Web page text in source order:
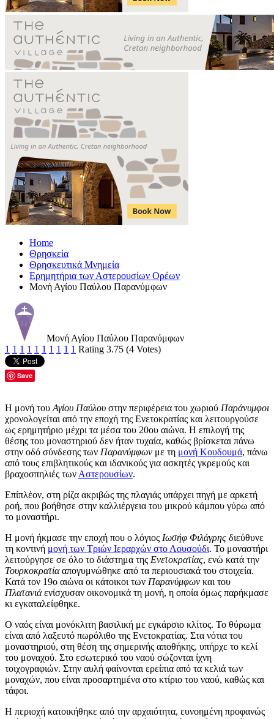
Home
Θρησκεία
Θρησκευτικά Μνημεία
Ερημητήρια των Αστερουσίων Ορέων
Μονή Αγίου Παύλου Παρανύμφων
Μονή Αγίου Παύλου Παρανύμφων
1 1 1 1 1 1 1 1 1 1 Rating 3.75 (4 Votes)
Save
Η μονή του Αγίου Παύλου στην περιφέρεια του χωριού Παράνυμφοι
χρονολογείται από την εποχή της Ενετοκρατίας και λειτουργούσε
ως ερημητήριο μέχρι τα μέσα του 20ου αιώνα. Η επιλογή της
θέσης του μοναστηριού δεν ήταν τυχαία, καθώς βρίσκεται πάνω
στην οδό σύνδεσης των Παρανύμφων με τη μονή Κουδουμά, πάνω
από τους επιβλητικούς και ιδανικούς για ασκητές γκρεμούς και
βραχοσπηλιές των Αστερουσίων.
Επίπλέον, στη ρίζα ακριβώς της πλαγιάς υπάρχει πηγή με αρκετή
ροή, που βοήθησε στην καλλιέργεια του μικρού κάμπου γύρω από
το μοναστήρι.
Η μονή ήκμασε την εποχή που ο λόγιος Ιωσήφ Φιλάγρης διεύθυνε
τη κοντινή μονή των Τριών Ιεραρχών στο Λουσούδι. Το μοναστήρι
λειτούργησε σε όλο το διάστημα της Ενετοκρατίας, ενώ κατά την
Τουρκοκρατίααπογυμνώθηκε από τα περιουσιακά του στοιχεία.
Κατά τον 19ο αιώνα οι κάτοικοι των Παρανύμφων και του
Πλατανιάενίσχυσαν οικονομικά τη μονή, η οποία όμως παρήκμασε
κι εγκαταλείφθηκε.
Ο ναός είναι μονόκλιτη βασιλική με εγκάρσιο κλίτος. Το θύρωμα
είναι από λαξευτό πωρόλιθο της Ενετοκρατίας. Στα νότια του
μοναστηριού, στη θέση της σημερινής αποθήκης, υπήρχε το κελί
του μοναχού. Στο εσωτερικό του ναού σώζονται ίχνη
τοιχογραφιών. Στην αυλή φαίνονται ερείπια από τα κελιά των
μοναχών, που είναι προσαρτημένα στο κτίριο του ναού, καθώς και
τάφοι.
Η περιοχή κατοικήθηκε από την αρχαιότητα, ευνοημένη προφανώς